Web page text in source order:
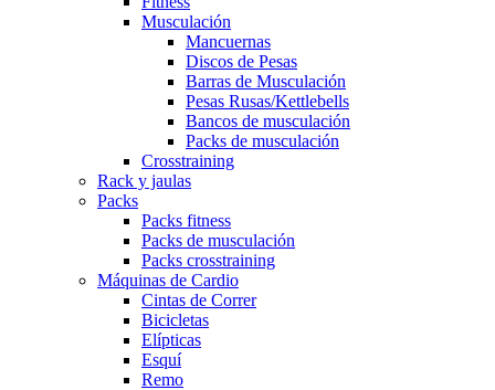
Musculación
Mancuernas
Discos de Pesas
Barras de Musculación
Pesas Rusas/Kettlebells
Bancos de musculación
Packs de musculación
Crosstraining
Rack y jaulas
Packs
Packs fitness
Packs de musculación
Packs crosstraining
Máquinas de Cardio
Cintas de Correr
Bicicletas
Elípticas
Esquí
Remo